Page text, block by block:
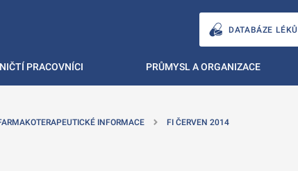
DATABÁZE LÉKŮ
PRACOVNÍCI PRŮMYSL A ORGANIZACE
INFORMACE FI ČERVEN 2014